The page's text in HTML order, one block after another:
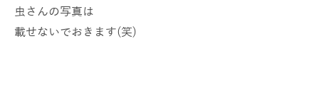
虫さんの写真は
載せないでおきます(笑)